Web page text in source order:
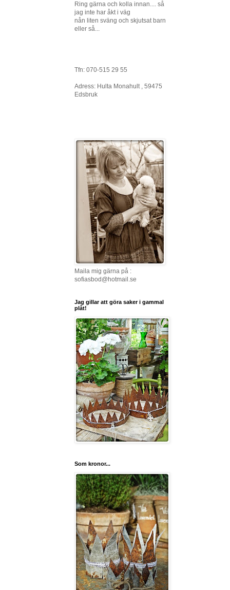
Ring gärna och kolla innan.... så
jag inte har åkt i väg
nån liten sväng och skjutsat barn
eller så...
Tfn: 070-515 29 55
Adress: Hulta Monahult , 59475
Edsbruk
Maila mig gärna på :
sofiasbod@hotmail.se
Jag gillar att göra saker i gammal
plåt!
Som kronor...